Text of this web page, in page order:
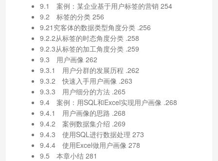
9.1 案例：某企业基于用户标签的营销 254
9.2 标签的分类 256
9.21究客体的数据类型角度分类 .256
9.2.2从标签的时态角度分类 .258
9.2.3从标签的加工角度分类 .259
9.3 用户画像 262
9.3.1 用户分群的发展历程 .262
9.3.2 快速入手用户画像 .263
9.3.3 用户细分的方法 .265
9.4 案例：用SQL和Excel实现用户画像 .268
9.4.1 用户画像的思路 .268
9.4.2 案例数据集介绍 .269
9.4.3 使用SQL进行数据处理 273
9.4.4 使用Excel做用户画像 278
9.5 本章小结 281